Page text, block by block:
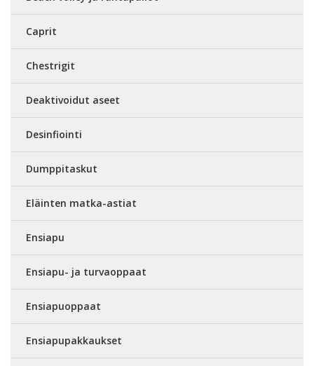
Caprit
Chestrigit
Deaktivoidut aseet
Desinfiointi
Dumppitaskut
Eläinten matka-astiat
Ensiapu
Ensiapu- ja turvaoppaat
Ensiapuoppaat
Ensiapupakkaukset